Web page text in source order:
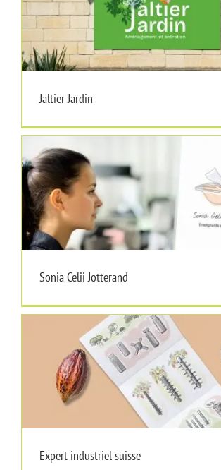
Jaltier Jardin
Jaltier Jardin
Sonia Celii Jotterand
Sonia Celii Jotterand
Expert industriel suisse
Expert industriel suisse